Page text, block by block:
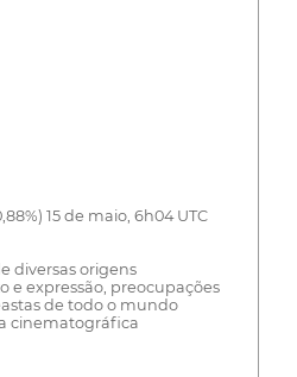
15 de maio, 6h04 UTC
diversas origens
expressão, preocupações
de todo o mundo
cinematográfica